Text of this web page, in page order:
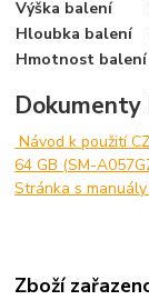
Výška balení
Hloubka balení
Hmotnost balení
Návod k použití
64 GB (SM-
Stránka s
Zboží